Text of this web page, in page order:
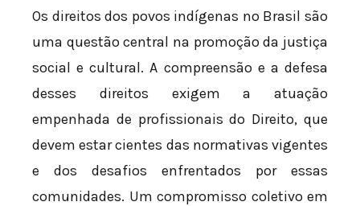
Os direitos dos povos indígenas no Brasil são
uma questão central na promoção da justiça
social e cultural. A compreensão e a defesa
desses direitos exigem a atuação
empenhada de profissionais do Direito, que
devem estar cientes das normativas vigentes
e dos desafios enfrentados por essas
comunidades. Um compromisso coletivo em